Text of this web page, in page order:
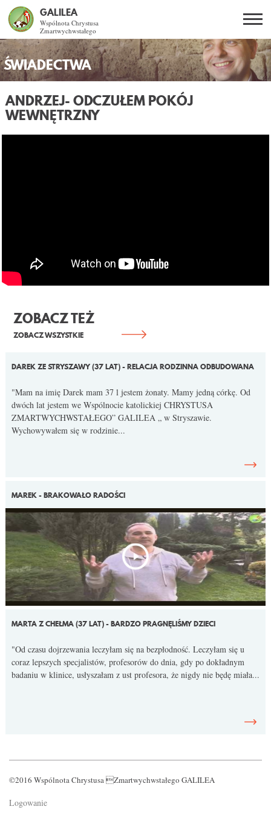
GALILEA
Wspólnota Chrystusa
Zmartwychwstałego
PL EN BG
Szukaj
SPOTKANIA OTWARTE
KONTAKT
ŚWIADECTWA
ANDRZEJ- ODCZUŁEM POKÓJ
WEWNĘTRZNY
ZOBACZ TEŻ
ZOBACZ WSZYSTKIE
DAREK ZE STRYSZAWY (37 LAT) - RELACJA RODZINNA ODBUDOWANA
"Mam na imię Darek mam 37 l jestem żonaty. Mamy jedną córkę. Od
dwóch lat jestem we Wspólnocie katolickiej CHRYSTUSA
ZMARTWYCHWSTAŁEGO” GALILEA „ w Stryszawie.
Wychowywałem się w rodzinie...
MAREK - BRAKOWAŁO RADOŚCI
MARTA Z CHEŁMA (37 LAT) - BARDZO PRAGNĘLIŚMY DZIECI
"Od czasu dojrzewania leczyłam się na bezpłodność. Leczyłam się u
coraz lepszych specjalistów, profesorów do dnia, gdy po dokładnym
badaniu w klinice, usłyszałam z ust profesora, że nigdy nie będę miała...
©2016 Wspólnota Chrystusa Zmartwychwstałego GALILEA
Logowanie